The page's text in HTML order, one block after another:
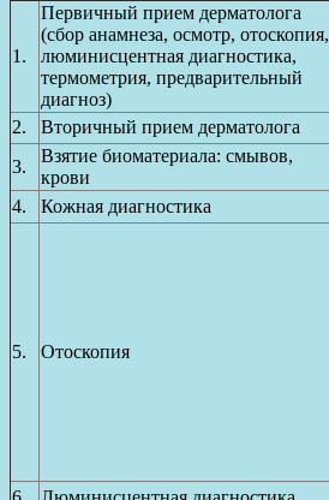
1.
Первичный прием дерматолога
(сбор анамнеза, осмотр, отоскопия,
люминисцентная диагностика,
термометрия, предварительный
диагноз)
2. Вторичный прием дерматолога
3.
Взятие биоматериала: смывов,
крови
4.
Кожная диагностика
5. Отоскопия